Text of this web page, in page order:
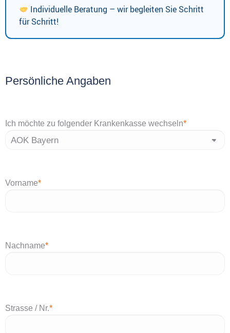
Individuelle Beratung – wir begleiten Sie Schritt
für Schritt!
Persönliche Angaben
Ich möchte zu folgender Krankenkasse wechseln*
Vorname*
Nachname*
Strasse / Nr.*